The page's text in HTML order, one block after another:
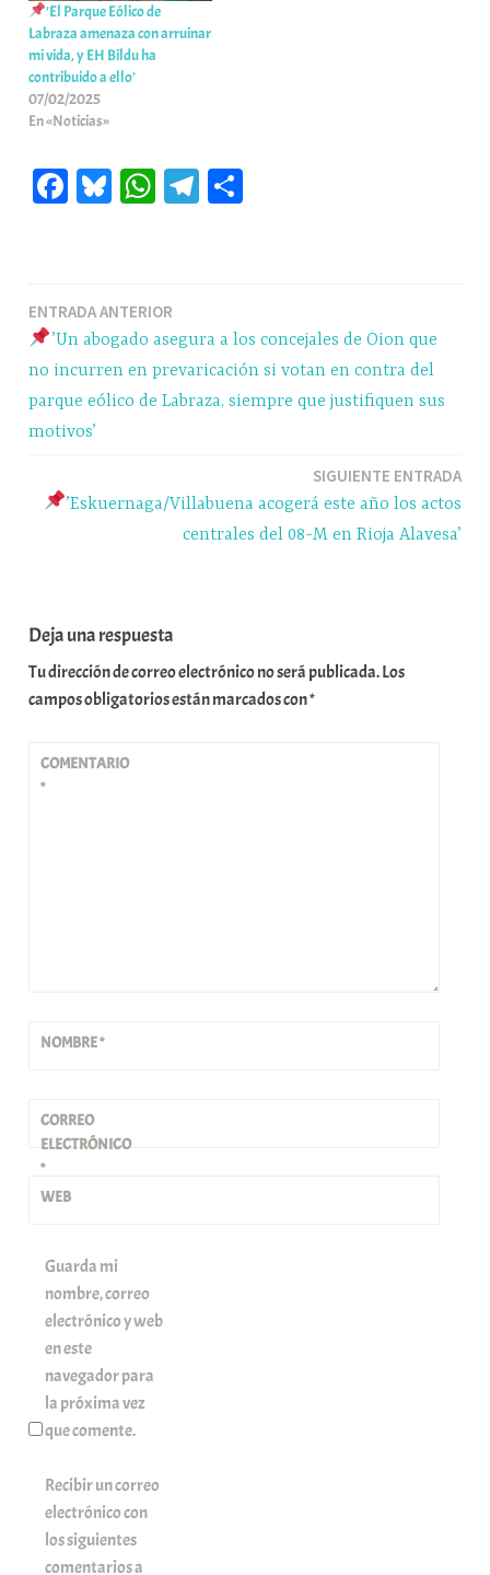
’El Parque Eólico de
Labraza amenaza con arruinar
mi vida, y EH Bildu ha
contribuido a ello’
07/02/2025
En «Noticias»
Fa Bl W
pp
Te
m rti
r
Navegación
de
entradas
ENTRADA ANTERIOR
’Un abogado asegura a los concejales de Oion que
no incurren en prevaricación si votan en contra del
parque eólico de Labraza, siempre que justifiquen sus
motivos’
SIGUIENTE ENTRADA
’Eskuernaga/Villabuena acogerá este año los actos
centrales del 08-M en Rioja Alavesa’
Deja una respuesta
Tu dirección de correo electrónico no será publicada.Los
campos obligatorios están marcados con*
COMENTARIO
*
NOMBRE*
CORREO
ELECTRÓNICO
*
WEB
Guarda mi
nombre, correo
electrónico y web
en este
navegador para
la próxima vez
que comente.
Recibir un correo
electrónico con
los siguientes
comentarios a